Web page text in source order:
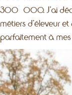
300 000. J’ai
métiers d’éleveur
parfaitement à mes